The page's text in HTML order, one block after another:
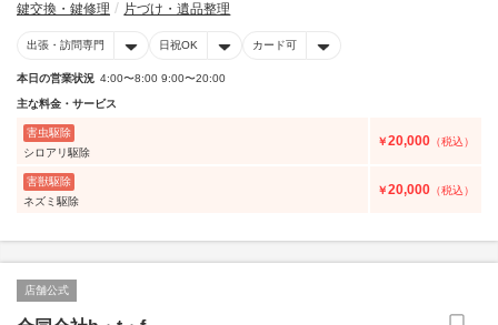
鍵交換・鍵修理
片づけ・遺品整理
出張・訪問専門 日祝OK カード可
本日の営業状況 4:00〜8:00 9:00〜20:00
主な料金・サービス
害虫駆除
シロアリ駆除
￥20,000 （税込）
害獣駆除
ネズミ駆除
￥20,000 （税込）
店舗公式